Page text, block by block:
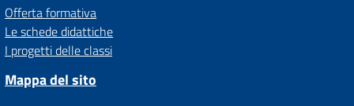
Offerta formativa
Le schede didattiche
I progetti delle classi
Mappa del sito